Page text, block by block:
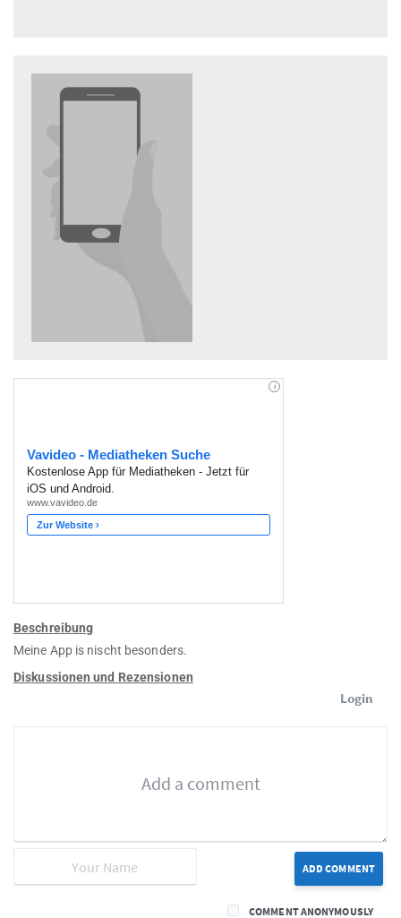
Beschreibung
Meine App is nischt besonders.
Diskussionen und Rezensionen
Login
ADD COMMENT
COMMENT ANONYMOUSLY